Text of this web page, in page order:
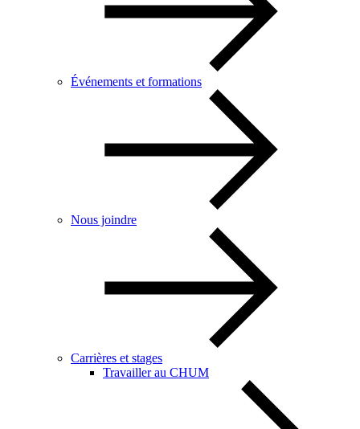
Événements et formations
Nous joindre
Carrières et stages
Travailler au CHUM